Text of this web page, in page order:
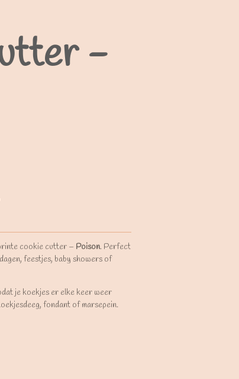
-
cookie cutter – Poison. Perfect
feestjes, baby showers of
je koekjes er elke keer weer
fondant of marsepein.